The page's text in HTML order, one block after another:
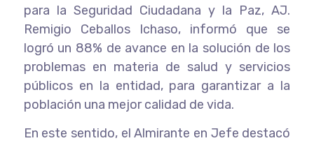
para la Seguridad Ciudadana y la Paz, AJ.
Remigio Ceballos Ichaso, informó que se
logró un 88% de avance en la solución de los
problemas en materia de salud y servicios
públicos en la entidad, para garantizar a la
población una mejor calidad de vida.
En este sentido, el Almirante en Jefe destacó